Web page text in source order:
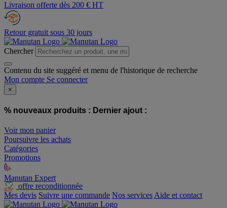
Livraison offerte dès 200 € HT
Retour gratuit sous 30 jours
Chercher
Contenu du site suggéré et menu de l'historique de recherche
Mon compte Se connecter
×
% nouveaux produits : Dernier ajout :
Voir mon panier
Poursuivre les achats
Catégories
Promotions
Manutan Expert
offre reconditionnée
Mes devis Suivre une commande Nos services Aide et contact